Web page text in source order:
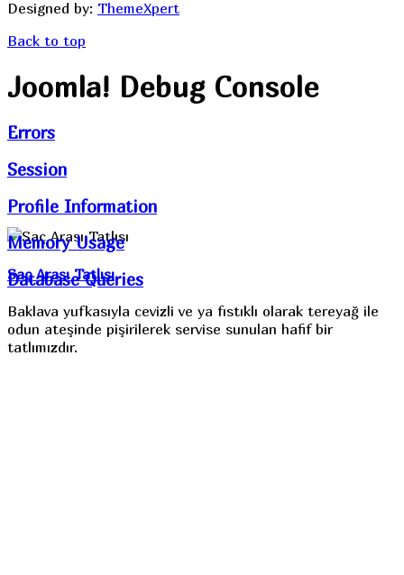
Saç Arası Tatlısı
Baklava yufkasıyla cevizli ve ya fıstıklı olarak tereyağ ile
odun ateşinde pişirilerek servise sunulan hafif bir
tatlımızdır.
Designed by: ThemeXpert
Back to top
Joomla! Debug Console
Errors
Session
Profile Information
Memory Usage
Database Queries